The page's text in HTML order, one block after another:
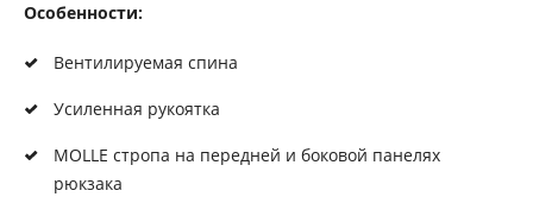
Особенности:
Вентилируемая спина
Усиленная рукоятка
MOLLE стропа на передней и боковой панелях
рюкзака